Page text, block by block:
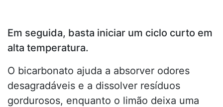
Em seguida, basta iniciar um ciclo curto em
alta temperatura.
O bicarbonato ajuda a absorver odores
desagradáveis e a dissolver resíduos
gordurosos, enquanto o limão deixa uma